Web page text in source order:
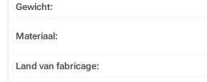
Gewicht:
Materiaal:
Land van fabricage: